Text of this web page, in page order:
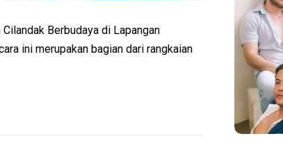
Berbudaya di Lapangan
ini merupakan bagian dari rangkaian